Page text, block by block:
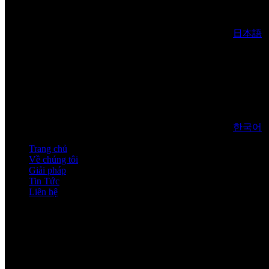
日本語
한국어
Trang chủ
Về chúng tôi
Giải pháp
Tin Tức
Liên hệ